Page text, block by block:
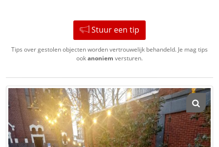
Stuur een tip
Tips over gestolen objecten worden vertrouwelijk behandeld. Je mag tips
ookanoniem versturen.